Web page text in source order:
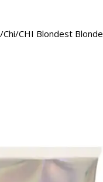
Chi CHI Blondest Blonde